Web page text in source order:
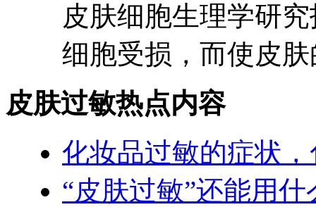
皮肤细胞生理学研
细胞受损，而使皮
皮肤过敏热点内容
化妆品过敏的症状
“皮肤过敏”还能用